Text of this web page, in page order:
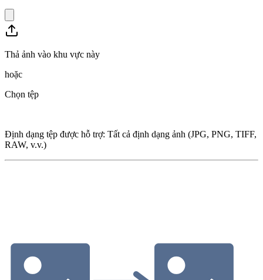
Thả ảnh vào khu vực này
hoặc
Chọn tệp
Định dạng tệp được hỗ trợ: Tất cả định dạng ảnh (JPG, PNG, TIFF,
RAW, v.v.)